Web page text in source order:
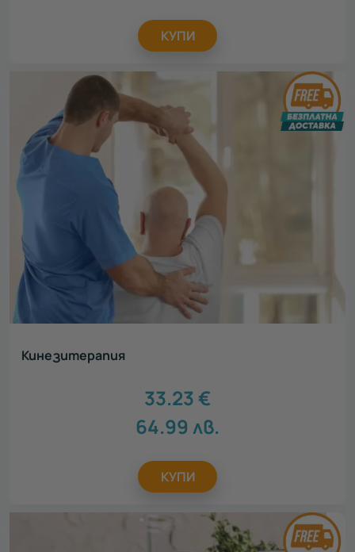
КУПИ
Кинезитерапия
33.23€
64.99 лв.
КУПИ